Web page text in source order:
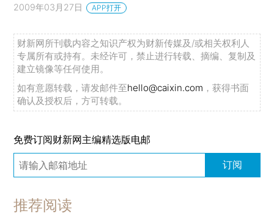
2009年03月27日 APP打开
财新网所刊载内容之知识产权为财新传媒及/或相关权利人
专属所有或持有。未经许可，禁止进行转载、摘编、复制及
建立镜像等任何使用。
如有意愿转载，请发邮件至hello@caixin.com ，获得书面
确认及授权后，方可转载。
免费订阅财新网主编精选版电邮
订阅
推荐阅读